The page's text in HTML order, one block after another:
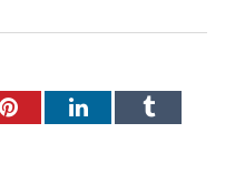
PinterestLinkedInTumblr